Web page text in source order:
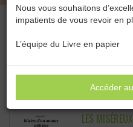
Nous vous souhaitons
impatients de vous revoir en
L’équipe du Livre en papier
Accéder
Toutes les
TOUTES LES CATÉGORIES :
LES